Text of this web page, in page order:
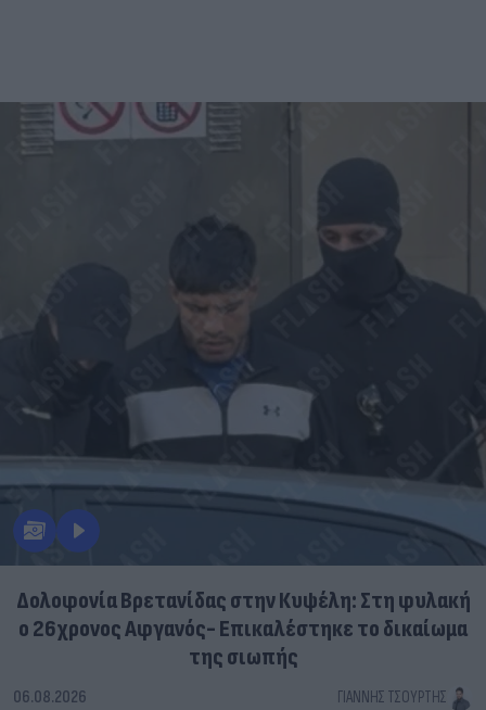
Δολοφονία Βρετανίδας στην Κυψέλη: Στη φυλακή
ο 26χρονος Αφγανός- Επικαλέστηκε το δικαίωμα
της σιωπής
06.08.2026 ΓΙΆΝΝΗΣ ΤΣΟΎΡΤΗΣ